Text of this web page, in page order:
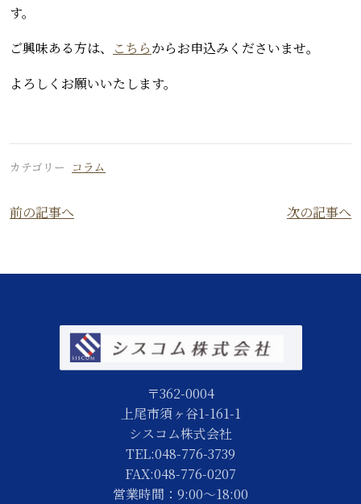
す。
ご興味ある方は、
こちらからお申込みくださいませ。
よろしくお願いいたします。
カテゴリー コラム
前の記事へ 次の記事へ
〒362-0004
上尾市須ヶ谷1-161-1
シスコム株式会社
TEL:048-776-3739
FAX:048-776-0207
営業時間：9:00～18:00